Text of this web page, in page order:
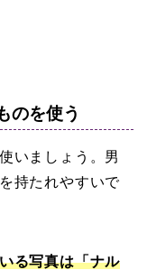
のを使う
いましょう。男
持たれやすいで
る写真は「ナル